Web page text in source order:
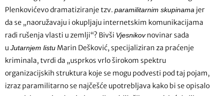
Plenkovićevo dramatiziranje tzv. paramilitarnim skupinama jer
da se „naoružavaju i okupljaju internetskim komunikacijama
radi rušenja vlasti u zemlji“? Bivši Vjesnikovnovinar sada
uJutarnjem listu Marin Dešković, specijaliziran za praćenje
kriminala, tvrdi da „usprkos vrlo širokom spektru
organizacijskih struktura koje se mogu podvesti pod taj pojam,
izraz paramilitarno se najčešće upotrebljava kako bi se opisalo